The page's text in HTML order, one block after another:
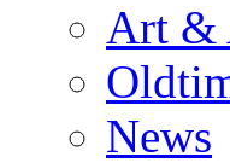
Art &
News